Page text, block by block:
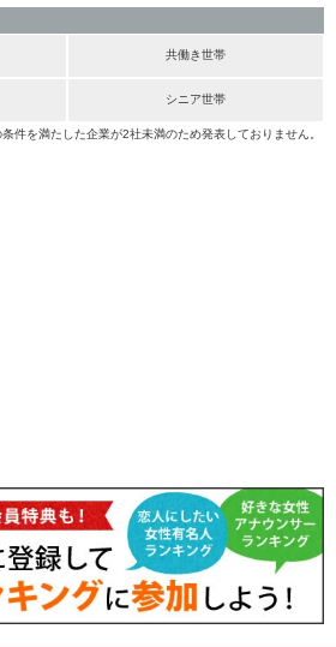
共働き世帯
シニア世帯
件を満たした企業が2社未満のため発表しておりません。